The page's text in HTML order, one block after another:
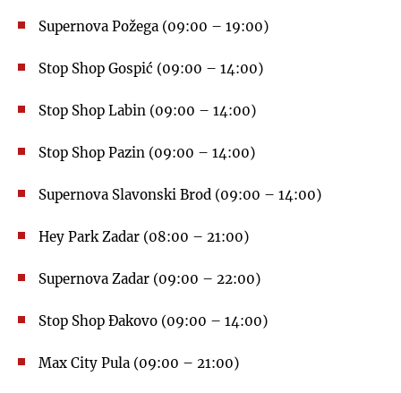
Supernova Požega (09:00 – 19:00)
Stop Shop Gospić (09:00 – 14:00)
Stop Shop Labin (09:00 – 14:00)
Stop Shop Pazin (09:00 – 14:00)
Supernova Slavonski Brod (09:00 – 14:00)
Hey Park Zadar (08:00 – 21:00)
Supernova Zadar (09:00 – 22:00)
Stop Shop Đakovo (09:00 – 14:00)
Max City Pula (09:00 – 21:00)